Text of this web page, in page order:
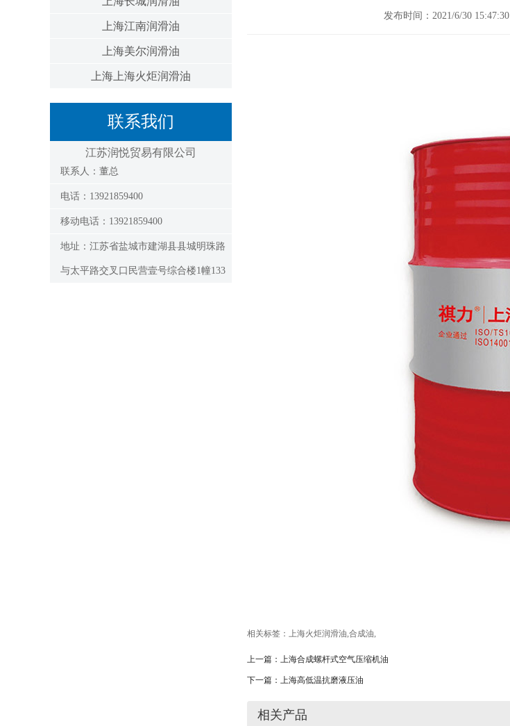
上海江南润滑油
上海美尔润滑油
上海上海火炬润滑油
联系我们
江苏润悦贸易有限公司
联系人：董总
电话：13921859400
移动电话：13921859400
地址：江苏省盐城市建湖县县城明珠路
与太平路交叉口民营壹号综合楼1幢133
发布时间：2021/6/30 15:47:30
相关标签： 上海火炬润滑油,合成油,
上一篇： 上海合成螺杆式空气压缩机油
下一篇： 上海高低温抗磨液压油
相关产品